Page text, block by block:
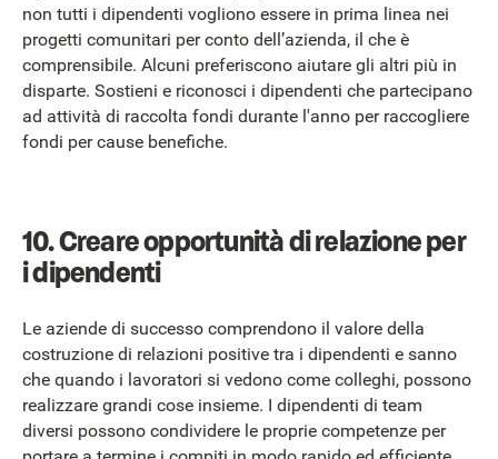
non tutti i dipendenti vogliono essere in prima linea nei
progetti comunitari per conto dell’azienda, il che è
comprensibile. Alcuni preferiscono aiutare gli altri più in
disparte. Sostieni e riconosci i dipendenti che partecipano
ad attività di raccolta fondi durante l'anno per raccogliere
fondi per cause benefiche.
10. Creare opportunità di relazione per
i dipendenti
Le aziende di successo comprendono il valore della
costruzione di relazioni positive tra i dipendenti e sanno
che quando i lavoratori si vedono come colleghi, possono
realizzare grandi cose insieme. I dipendenti di team
diversi possono condividere le proprie competenze per